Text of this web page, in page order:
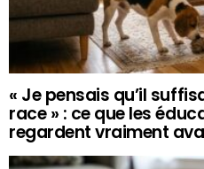
« Je pensais qu’il
race » : ce que les
regardent vraiment